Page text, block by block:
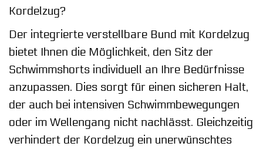
Kordelzug?
Der integrierte verstellbare Bund mit Kordelzug
bietet Ihnen die Möglichkeit, den Sitz der
Schwimmshorts individuell an Ihre Bedürfnisse
anzupassen. Dies sorgt für einen sicheren Halt,
der auch bei intensiven Schwimmbewegungen
oder im Wellengang nicht nachlässt. Gleichzeitig
verhindert der Kordelzug ein unerwünschtes